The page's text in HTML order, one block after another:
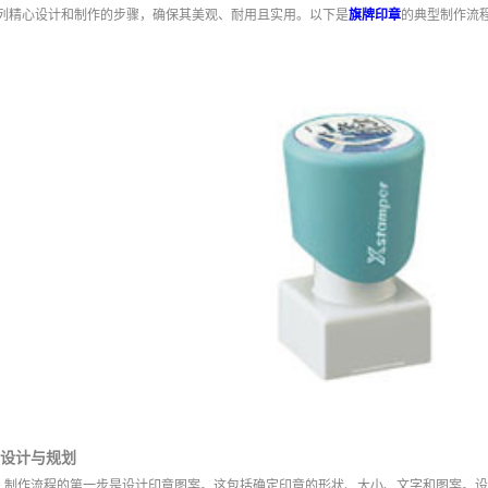
精心设计和制作的步骤，确保其美观、耐用且实用。以下是旗牌印章的典型制作流
设计与规划